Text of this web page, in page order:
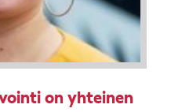
on yhteinen